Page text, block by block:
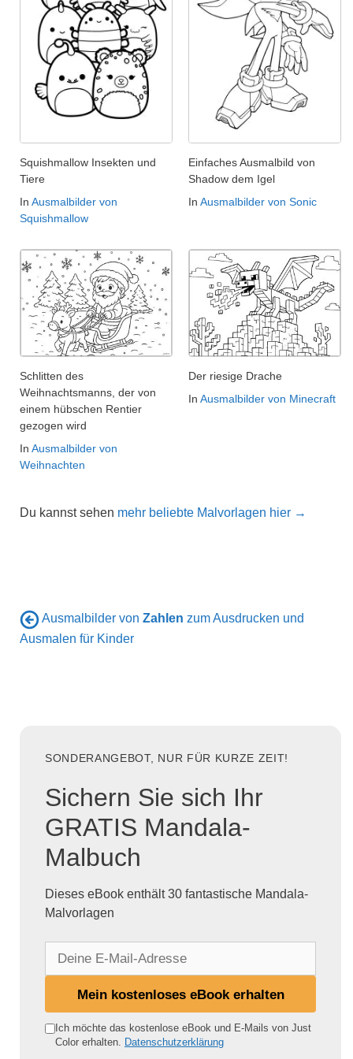
Squishmallow Insekten und
Tiere
In Ausmalbilder von
Squishmallow
Einfaches Ausmalbild von
Shadow dem Igel
In Ausmalbilder von Sonic
Schlitten des
Weihnachtsmanns, der von
einem hübschen Rentier
gezogen wird
In Ausmalbilder von
Weihnachten
Der riesige Drache
In Ausmalbilder von Minecraft
Du kannst sehen mehr beliebte Malvorlagen hier →
Ausmalbilder von Zahlen zum Ausdrucken und
Ausmalen für Kinder
SONDERANGEBOT, NUR FÜR KURZE ZEIT!
Sichern Sie sich Ihr
GRATIS Mandala-
Malbuch
Dieses eBook enthält 30 fantastische Mandala-
Malvorlagen
e
Mein kostenloses eBook erhalten
Ich möchte das kostenlose eBook und E-Mails von Just
Color erhalten. Datenschutzerklärung